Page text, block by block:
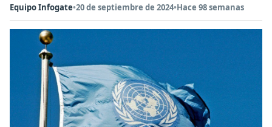
Equipo Infogate•20 de septiembre de 2024•Hace 98 semanas